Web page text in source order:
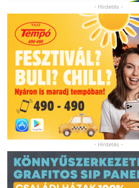
- Hirdetés -
- Hirdetés -